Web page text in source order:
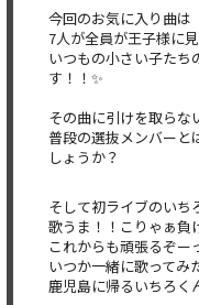
今回のお気に入り曲は
7人が全員が王子様に
いつもの小さい子たち
す！！✨
その曲に引けを取らな
普段の選抜メンバーと
しょうか？
そして初ライブのいち
歌うま！！こりゃぁ負
これからも頑張るぞ
いつか一緒に歌ってみ
鹿児島に帰るいちろく